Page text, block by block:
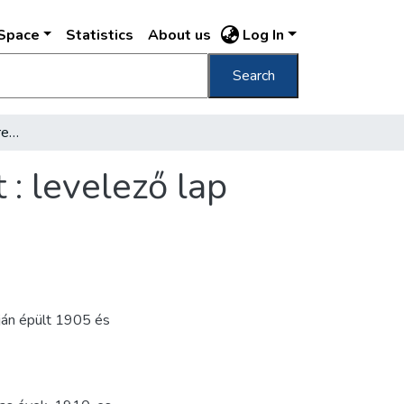
Statistics About us Log In
Search
Gresham-palota Palais Gresham : Budapest : levelező lap
: levelező lap
épült 1905 és